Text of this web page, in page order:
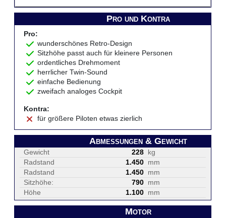
Pro und Kontra
Pro:
wunderschönes Retro-Design
Sitzhöhe passt auch für kleinere Personen
ordentliches Drehmoment
herrlicher Twin-Sound
einfache Bedienung
zweifach analoges Cockpit
Kontra:
für größere Piloten etwas zierlich
Abmessungen & Gewicht
Gewicht 228 kg
Radstand
1.450 mm
Radstand
1.450 mm
Sitzhöhe:
790 mm
Höhe
1.100 mm
Motor